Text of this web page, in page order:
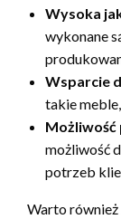
Wysoka
wykonane
Wsparcie
takie
Możliwość
możliwość
potrzeb
Warto również